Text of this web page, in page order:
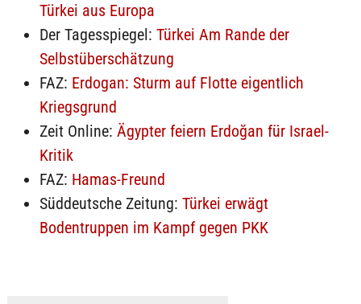
Türkei aus Europa
Der Tagesspiegel: Türkei Am Rande der
Selbstüberschätzung
FAZ: Erdogan: Sturm auf Flotte eigentlich
Kriegsgrund
Zeit Online: Ägypter feiern Erdoğan für Israel-
Kritik
FAZ: Hamas-Freund
Süddeutsche Zeitung: Türkei erwägt
Bodentruppen im Kampf gegen PKK